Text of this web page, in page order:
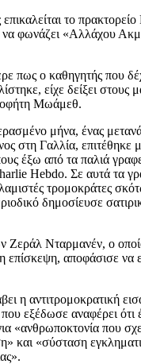
το πρακτορείο
να φωνάζει «Αλλάχου
πως ο καθηγητής που
είχε δείξει στους
Μωάμεθ.
μήνα, ένας
στη Γαλλία, επιτέθηκε
έξω από τα παλιά
Hebdo. Σε αυτά τα
τρομοκράτες
δημοσίευσε
Νταρμανέν, ο
αποφάσισε να
η αντιτρομοκρατική
εξέδωσε αναφέρει ότι
«ανθρωποκτονία που
και «σύσταση